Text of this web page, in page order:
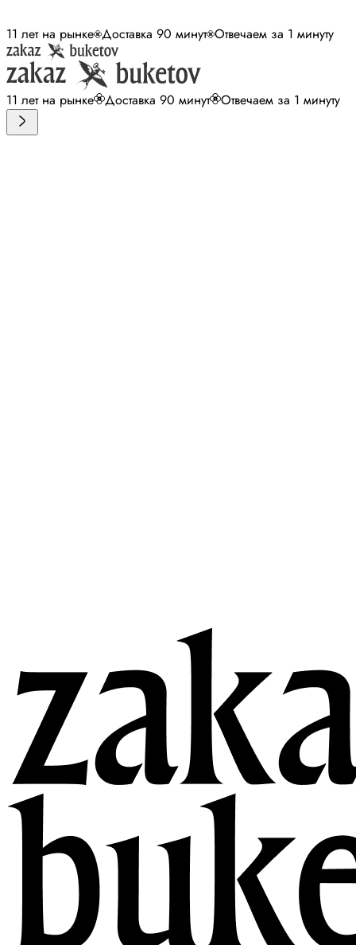
11 лет на рынке Доставка 90 минут Отвечаем за 1 минуту
11 лет на рынке Доставка 90 минут Отвечаем за 1 минуту